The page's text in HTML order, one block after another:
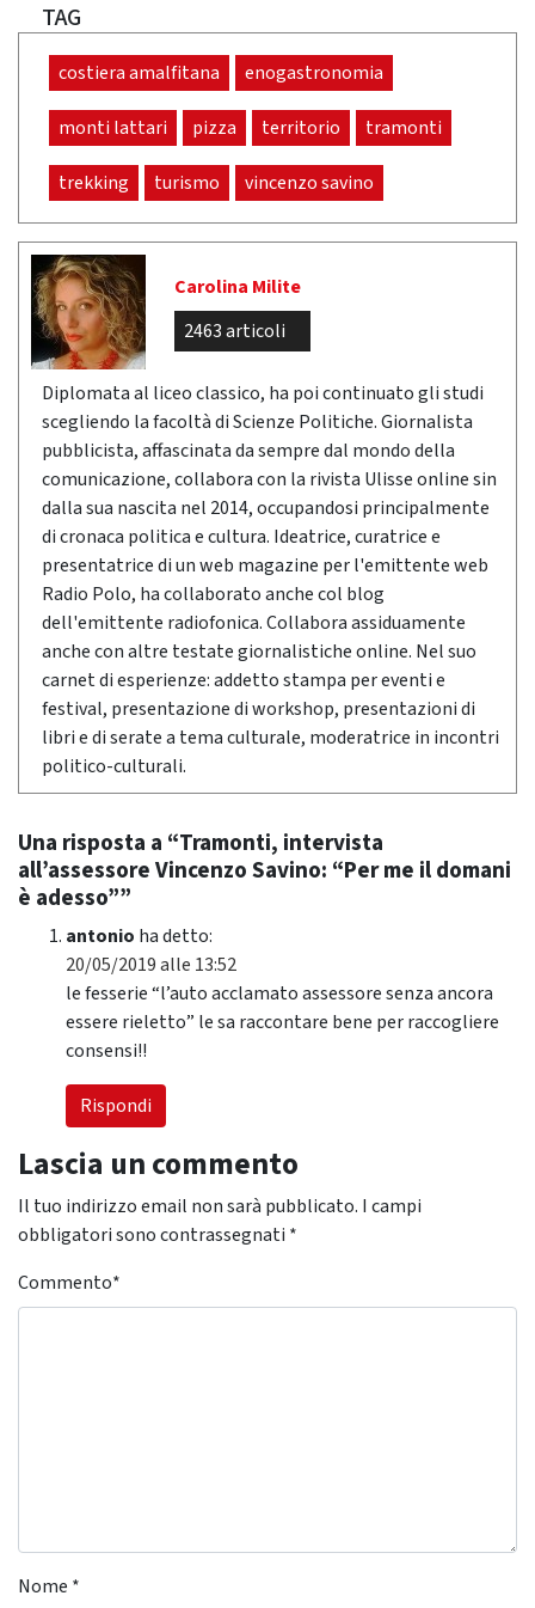
TAG
costiera amalfitana enogastronomia
monti lattari pizza territorio tramonti
trekking turismo vincenzo savino
Carolina Milite
2463 articoli
Diplomata al liceo classico, ha poi continuato gli studi
scegliendo la facoltà di Scienze Politiche. Giornalista
pubblicista, affascinata da sempre dal mondo della
comunicazione, collabora con la rivista Ulisse online sin
dalla sua nascita nel 2014, occupandosi principalmente
di cronaca politica e cultura. Ideatrice, curatrice e
presentatrice di un web magazine per l'emittente web
Radio Polo, ha collaborato anche col blog
dell'emittente radiofonica. Collabora assiduamente
anche con altre testate giornalistiche online. Nel suo
carnet di esperienze: addetto stampa per eventi e
festival, presentazione di workshop, presentazioni di
libri e di serate a tema culturale, moderatrice in incontri
politico-culturali.
Una risposta a “Tramonti, intervista
all’assessore Vincenzo Savino: “Per me il domani
è adesso””
antonio ha detto:
20/05/2019 alle 13:52
le fesserie “l’auto acclamato assessore senza ancora
essere rieletto” le sa raccontare bene per raccogliere
consensi!!
Rispondi
Lascia un commento
Il tuo indirizzo email non sarà pubblicato. I campi
obbligatori sono contrassegnati *
Commento*
Nome *